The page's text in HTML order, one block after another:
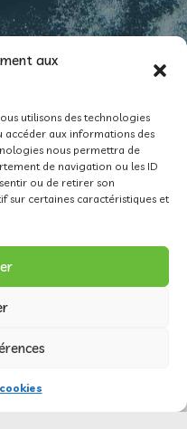
aux
utilisons des technologies
accéder aux informations des
nous permettra de
de navigation ou les ID
ou de retirer son
sur certaines caractéristiques et
0000 1800 0529 8
Natation, Clarens | Site